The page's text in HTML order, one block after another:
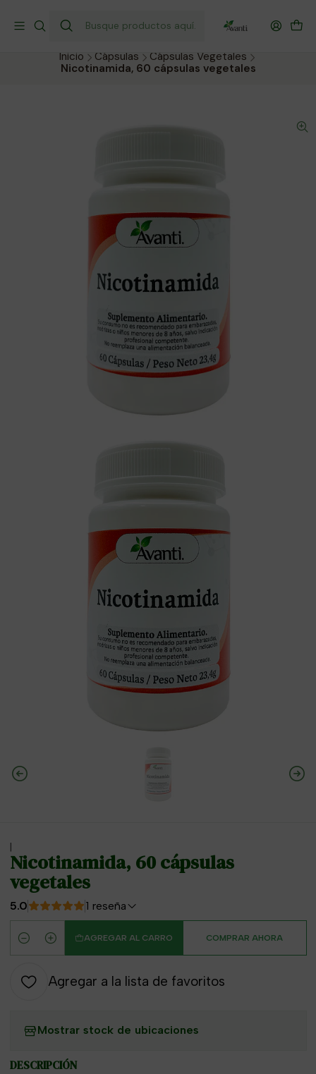
Compra hoy y recibe donde prefieras.
Inicio Cápsulas
Cápsulas Vegetales
Nicotinamida, 60 cápsulas vegetales
|
Nicotinamida, 60 cápsulas
vegetales
5.0 1 reseña
Cantidad
AGREGAR AL CARRO COMPRAR AHORA
Agregar a la lista de favoritos
Mostrar stock de ubicaciones
DESCRIPCIÓN